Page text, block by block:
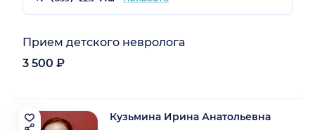
Прием детского невролога
3 500 ₽
Кузьмина Ирина Анатольевна